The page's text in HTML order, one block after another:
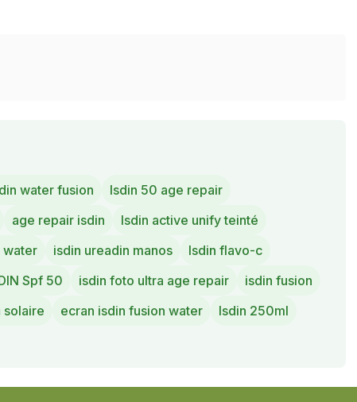
water fusion
Isdin 50 age repair
age repair isdin
Isdin active unify teinté
water isdin ureadin manos
Isdin flavo-c
Spf 50 isdin foto ultra age repair
isdin fusion
solaire ecran isdin fusion water
Isdin 250ml